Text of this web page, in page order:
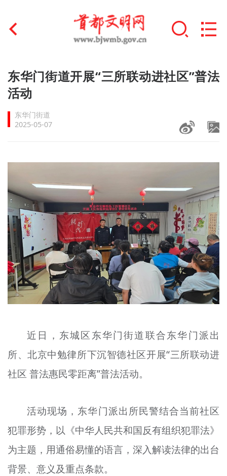
首页
文明创建
文明实践
未成年人思想道德建设
榜样人物
+
身边好人
文明评论
北京宣传文化引导基金
宣传思想文化人才
资料库
+
东华门街道开展“三所联动进社区”普法
活动
东华门街道
2025-05-07
近日，东城区东华门街道联合东华门派出
所、北京中勉律所下沉智德社区开展“三所联动进
社区 普法惠民零距离”普法活动。
活动现场，东华门派出所民警结合当前社区
犯罪形势，以《中华人民共和国反有组织犯罪法》
为主题，用通俗易懂的语言，深入解读法律的出台
背景、意义及重点条款。